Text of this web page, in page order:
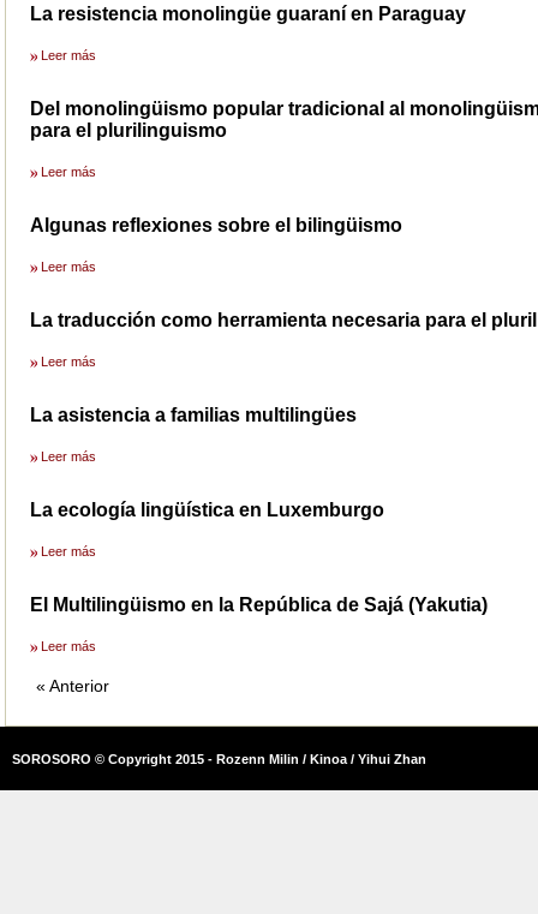
La resistencia monolingüe guaraní en Paraguay
Leer más
Del monolingüismo popular tradicional al
para el plurilinguismo
Leer más
Algunas reflexiones sobre el bilingüismo
Leer más
La traducción como herramienta necesaria para el
Leer más
La asistencia a familias multilingües
Leer más
La ecología lingüística en Luxemburgo
Leer más
El Multilingüismo en la República de Sajá (Yakutia)
Leer más
« Anterior
SOROSORO © Copyright 2015 - Rozenn Milin / Kinoa / Yihui Zhan